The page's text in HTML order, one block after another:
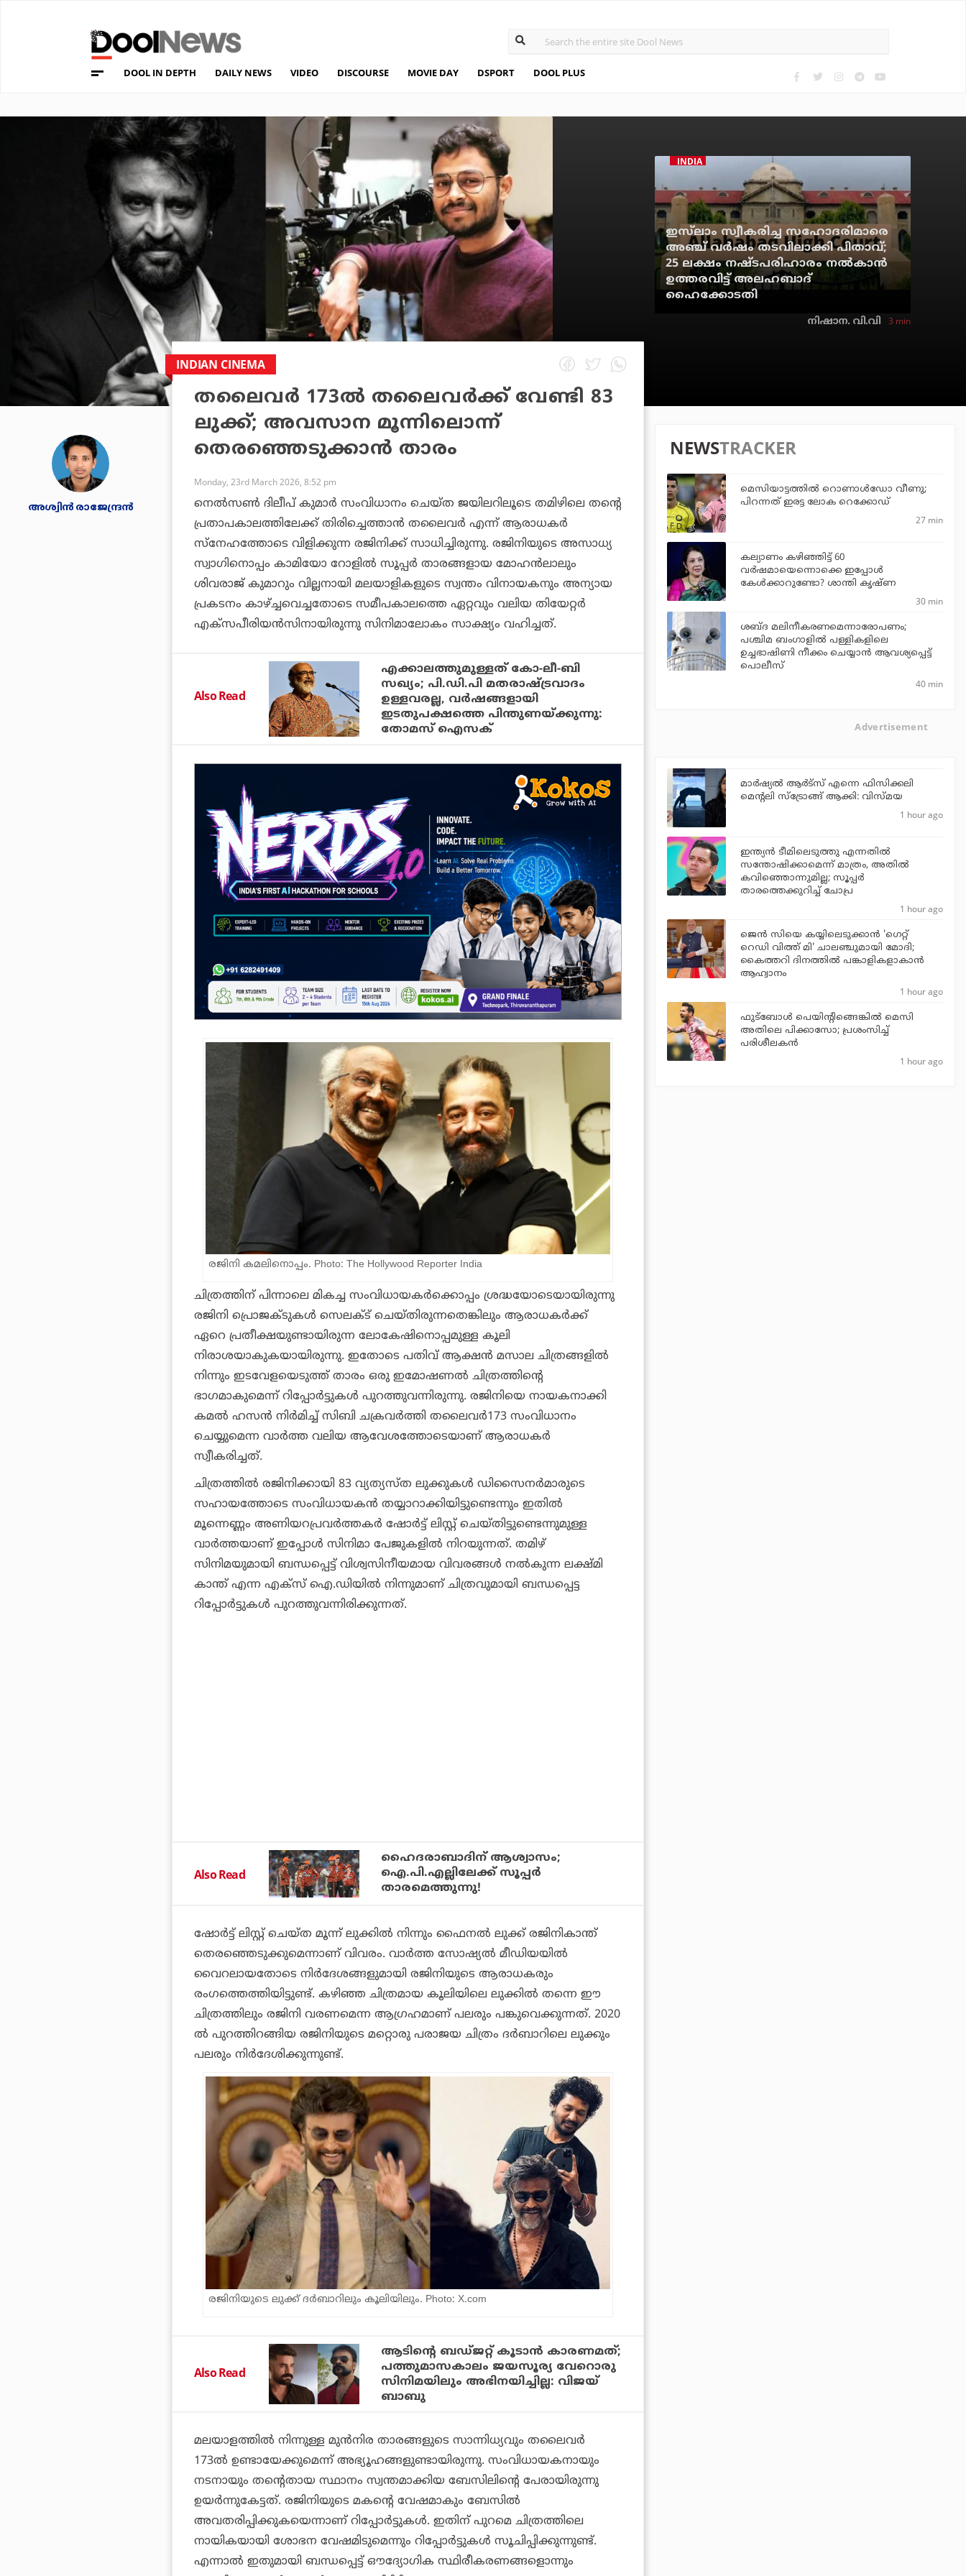
DOOL IN DEPTH DAILY NEWS VIDEO DISCOURSE MOVIE DAY DSPORT DOOL PLUS
INDIA
ഇസ്‌ലാം സ്വീകരിച്ച സഹോദരിമാരെ
അഞ്ച് വര്‍ഷം തടവിലാക്കി പിതാവ്;
25 ലക്ഷം നഷ്ടപരിഹാരം നല്‍കാന്‍
ഉത്തരവിട്ട് അലഹബാദ്
ഹൈക്കോടതി
നിഷാന. വി.വി 3 min
അശ്വിന്‍ രാജേന്ദ്രന്‍
INDIAN CINEMA
തലൈവര്‍ 173ല്‍ തലൈവര്‍ക്ക് വേണ്ടി 83
ലുക്ക്; അവസാന മൂന്നിലൊന്ന്
തെരഞ്ഞെടുക്കാന്‍ താരം
Monday, 23rd March 2026, 8:52 pm
നെല്‍സണ്‍ ദിലീപ് കുമാര്‍ സംവിധാനം ചെയ്ത ജയിലറിലൂടെ തമിഴിലെ തന്റെ
പ്രതാപകാലത്തിലേക്ക് തിരിച്ചെത്താന്‍ തലൈവര്‍ എന്ന് ആരാധകര്‍
സ്‌നേഹത്തോടെ വിളിക്കുന്ന രജിനിക്ക് സാധിച്ചിരുന്നു. രജിനിയുടെ അസാധ്യ
സ്വാഗിനൊപ്പം കാമിയോ റോളില്‍ സൂപ്പര്‍ താരങ്ങളായ മോഹന്‍ലാലും
ശിവരാജ് കുമാറും വില്ലനായി മലയാളികളുടെ സ്വന്തം വിനായകനും അന്യായ
പ്രകടനം കാഴ്ച്ചവെച്ചതോടെ സമീപകാലത്തെ ഏറ്റവും വലിയ തിയേറ്റര്‍
എക്‌സപീരിയന്‍സിനായിരുന്നു സിനിമാലോകം സാക്ഷ്യം വഹിച്ചത്.
Also Read
എക്കാലത്തുമുള്ളത് കോ-ലീ-ബി
സഖ്യം; പി.ഡി.പി മതരാഷ്ട്രവാദം
ഉള്ളവരല്ല, വര്‍ഷങ്ങളായി
ഇടതുപക്ഷത്തെ പിന്തുണയ്ക്കുന്നു:
തോമസ് ഐസക്
രജിനി കമലിനൊപ്പം. Photo: The Hollywood Reporter India
ചിത്രത്തിന് പിന്നാലെ മികച്ച സംവിധായകര്‍ക്കൊപ്പം ശ്രദ്ധയോടെയായിരുന്നു
രജിനി പ്രൊജക്ടുകള്‍ സെലക്ട് ചെയ്തിരുന്നതെങ്കിലും ആരാധകര്‍ക്ക്
ഏറെ പ്രതീക്ഷയുണ്ടായിരുന്ന ലോകേഷിനൊപ്പമുള്ള കൂലി
നിരാശയാകുകയായിരുന്നു. ഇതോടെ പതിവ് ആക്ഷന്‍ മസാല ചിത്രങ്ങളില്‍
നിന്നും ഇടവേളയെടുത്ത് താരം ഒരു ഇമോഷണല്‍ ചിത്രത്തിന്റെ
ഭാഗമാകുമെന്ന് റിപ്പോര്‍ട്ടുകള്‍ പുറത്തുവന്നിരുന്നു. രജിനിയെ നായകനാക്കി
കമല്‍ ഹസന്‍ നിര്‍മിച്ച് സിബി ചക്രവര്‍ത്തി തലൈവര്‍173 സംവിധാനം
ചെയ്യുമെന്ന വാര്‍ത്ത വലിയ ആവേശത്തോടെയാണ് ആരാധകര്‍
സ്വീകരിച്ചത്.
ചിത്രത്തില്‍ രജിനിക്കായി 83 വ്യത്യസ്ത ലുക്കുകള്‍ ഡിസൈനര്‍മാരുടെ
സഹായത്തോടെ സംവിധായകന്‍ തയ്യാറാക്കിയിട്ടുണ്ടെന്നും ഇതില്‍
മൂന്നെണ്ണം അണിയറപ്രവര്‍ത്തകര്‍ ഷോര്‍ട്ട് ലിസ്റ്റ് ചെയ്തിട്ടുണ്ടെന്നുമുള്ള
വാര്‍ത്തയാണ് ഇപ്പോള്‍ സിനിമാ പേജുകളില്‍ നിറയുന്നത്. തമിഴ്
സിനിമയുമായി ബന്ധപ്പെട്ട് വിശ്വസിനീയമായ വിവരങ്ങള്‍ നല്‍കുന്ന ലക്ഷ്മി
കാന്ത് എന്ന എക്‌സ് ഐ.ഡിയില്‍ നിന്നുമാണ് ചിത്രവുമായി ബന്ധപ്പെട്ട
റിപ്പോര്‍ട്ടുകള്‍ പുറത്തുവന്നിരിക്കുന്നത്.
Also Read
ഹൈദരാബാദിന് ആശ്വാസം;
ഐ.പി.എല്ലിലേക്ക് സൂപ്പര്‍
താരമെത്തുന്നു!
ഷോര്‍ട്ട് ലിസ്റ്റ് ചെയ്ത മൂന്ന് ലുക്കില്‍ നിന്നും ഫൈനല്‍ ലുക്ക് രജിനികാന്ത്
തെരഞ്ഞെടുക്കുമെന്നാണ് വിവരം. വാര്‍ത്ത സോഷ്യല്‍ മീഡിയയില്‍
വൈറലായതോടെ നിര്‍ദേശങ്ങളുമായി രജിനിയുടെ ആരാധകരും
രംഗത്തെത്തിയിട്ടുണ്ട്. കഴിഞ്ഞ ചിത്രമായ കൂലിയിലെ ലുക്കില്‍ തന്നെ ഈ
ചിത്രത്തിലും രജിനി വരണമെന്ന ആഗ്രഹമാണ് പലരും പങ്കുവെക്കുന്നത്. 2020
ല്‍ പുറത്തിറങ്ങിയ രജിനിയുടെ മറ്റൊരു പരാജയ ചിത്രം ദര്‍ബാറിലെ ലുക്കും
പലരും നിര്‍ദേശിക്കുന്നുണ്ട്.
രജിനിയുടെ ലുക്ക് ദര്‍ബാറിലും കൂലിയിലും. Photo: X.com
Also Read
ആടിന്റെ ബഡ്ജറ്റ് കൂടാന്‍ കാരണമത്;
പത്തുമാസകാലം ജയസൂര്യ വേറൊരു
സിനിമയിലും അഭിനയിച്ചില്ല: വിജയ്
ബാബു
മലയാളത്തില്‍ നിന്നുള്ള മുന്‍നിര താരങ്ങളുടെ സാന്നിധ്യവും തലൈവര്‍
173ല്‍ ഉണ്ടായേക്കുമെന്ന് അഭ്യൂഹങ്ങളുണ്ടായിരുന്നു. സംവിധായകനായും
നടനായും തന്റെതായ സ്ഥാനം സ്വന്തമാക്കിയ ബേസിലിന്റെ പേരായിരുന്നു
ഉയര്‍ന്നുകേട്ടത്. രജിനിയുടെ മകന്റെ വേഷമാകും ബേസില്‍
അവതരിപ്പിക്കുകയെന്നാണ് റിപ്പോര്‍ട്ടുകള്‍. ഇതിന് പുറമെ ചിത്രത്തിലെ
നായികയായി ശോഭന വേഷമിടുമെന്നും റിപ്പോര്‍ട്ടുകള്‍ സൂചിപ്പിക്കുന്നുണ്ട്.
എന്നാല്‍ ഇതുമായി ബന്ധപ്പെട്ട് ഔദ്യോഗിക സ്ഥിരീകരണങ്ങളൊന്നും
NEWSTRACKER
മെസിയാട്ടത്തില്‍ റൊണാള്‍ഡോ വീണു;
പിറന്നത് ഇരട്ട ലോക റെക്കോഡ്
27 min
കല്യാണം കഴിഞ്ഞിട്ട് 60
വർഷമായെന്നൊക്കെ ഇപ്പോൾ
കേൾക്കാറുണ്ടോ? ശാന്തി കൃഷ്ണ
30 min
ശബ്ദ മലിനീകരണമെന്നാരോപണം;
പശ്ചിമ ബംഗാളില്‍ പള്ളികളിലെ
ഉച്ചഭാഷിണി നീക്കം ചെയ്യാന്‍ ആവശ്യപ്പെട്ട്
പൊലീസ്
40 min
Advertisement
മാർഷ്യൽ ആർട്സ് എന്നെ ഫിസിക്കലി
മെന്റലി സ്ട്രോങ്ങ് ആക്കി: വിസ്മയ
1 hour ago
ഇന്ത്യന്‍ ടീമിലെടുത്തു എന്നതില്‍
സന്തോഷിക്കാമെന്ന് മാത്രം, അതില്‍
കവിഞ്ഞൊന്നുമില്ല; സൂപ്പര്‍
താരത്തെക്കുറിച്ച് ചോപ്ര
1 hour ago
ജെന്‍ സിയെ കയ്യിലെടുക്കാന്‍ 'ഗെറ്റ്
റെഡി വിത്ത് മി' ചാലഞ്ചുമായി മോദി;
കൈത്തറി ദിനത്തില്‍ പങ്കാളികളാകാന്‍
ആഹ്വാനം
1 hour ago
ഫുട്‌ബോള്‍ പെയിന്റിങ്ങെങ്കില്‍ മെസി
അതിലെ പിക്കാസോ; പ്രശംസിച്ച്
പരിശീലകന്‍
1 hour ago